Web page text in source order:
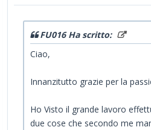
FU016 Ha scritto:
Ciao,
Innanzitutto grazie per la
Ho Visto il grande lavoro
due cose che secondo me